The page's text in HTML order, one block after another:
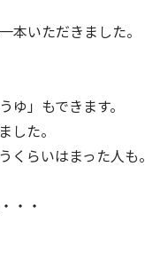
本いただきました。
」もできます。
した。
らいはまった人も。
・・